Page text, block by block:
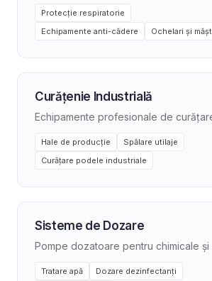
Protecție respiratorie
Echipamente anti-cădere
Ochelari și
Curățenie Industrială
Echipamente profesionale de
Hale de producție
Spălare utilaje
Curățare podele industriale
Sisteme de Dozare
Pompe dozatoare pentru chimicale și
Tratare apă
Dozare dezinfectanți